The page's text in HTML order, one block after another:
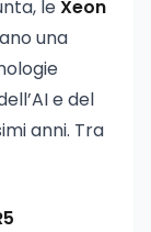
leXeon
una
e del
anni. Tra